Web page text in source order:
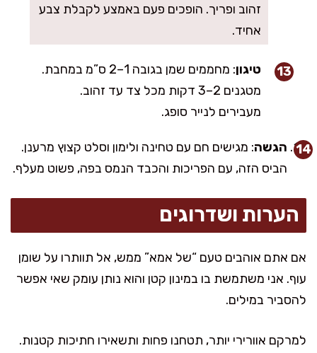
זהוב ופריך. הופכים פעם באמצע לקבלת צבע
אחיד.
טיגון
: מחממים שמן בגובה 1–2 ס”מ במחבת.
מטגנים 2–3 דקות מכל צד עד זהוב.
מעבירים לנייר סופג.
הגשה: מגישים חם עם טחינה ולימון וסלט קצוץ מרענן.
הביס הזה, עם הפריכות והכבד הנמס בפה, פשוט מעלף.
הערות ושדרוגים
אם אתם אוהבים טעם “של אמא” ממש, אל תוותרו על שומן
עוף. אני משתמשת בו במינון קטן והוא נותן עומק שאי אפשר
להסביר במילים.
למרקם אוורירי יותר, תטחנו פחות ותשאירו חתיכות קטנות.